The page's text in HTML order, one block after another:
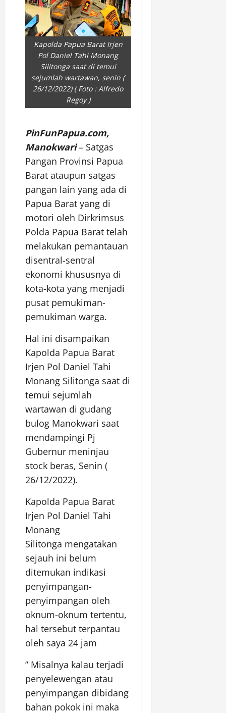
Kapolda Papua Barat Irjen
Pol Daniel Tahi Monang
Silitonga saat di temui
sejumlah wartawan, senin (
26/12/2022) ( Foto : Alfredo
Regoy )
PinFunPapua.com,
Manokwari– Satgas
Pangan Provinsi Papua
Barat ataupun satgas
pangan lain yang ada di
Papua Barat yang di
motori oleh Dirkrimsus
Polda Papua Barat telah
melakukan pemantauan
disentral-sentral
ekonomi khususnya di
kota-kota yang menjadi
pusat pemukiman-
pemukiman warga.
Hal ini disampaikan
Kapolda Papua Barat
Irjen Pol Daniel Tahi
Monang Silitonga saat di
temui sejumlah
wartawan di gudang
bulog Manokwari saat
mendampingi Pj
Gubernur meninjau
stock beras, Senin (
26/12/2022).
Kapolda Papua Barat
Irjen Pol Daniel Tahi
Monang
Silitonga mengatakan
sejauh ini belum
ditemukan indikasi
penyimpangan-
penyimpangan oleh
oknum-oknum tertentu,
hal tersebut terpantau
oleh saya 24 jam
” Misalnya kalau terjadi
penyelewengan atau
penyimpangan dibidang
bahan pokok ini maka